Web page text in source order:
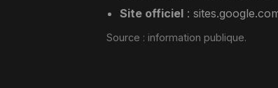
Site officiel :
Source : information publique.